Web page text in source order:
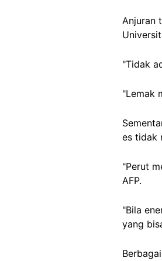
Anjuran
"Tidak
"Lemak
es tidak
"Perut
AFP.
"Bila
yang